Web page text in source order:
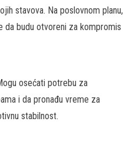
stavova. Na poslovnom planu,
da budu otvoreni za kompromis
osećati potrebu za
i da pronađu vreme za
stabilnost.